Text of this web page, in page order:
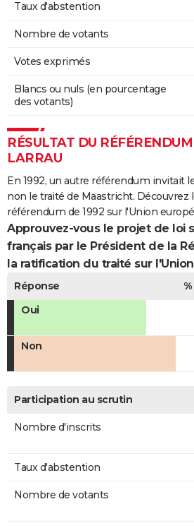
Taux d'abstention
Nombre de votants
Votes exprimés
Blancs ou nuls (en pourcentage
des votants)
RÉSULTAT DU
LARRAU
En 1992, un autre référendum invitait
non le traité de Maastricht. Découvrez
référendum de 1992 sur l'Union
Approuvez-vous le projet de loi
français par le Président de la
la ratification du traité sur
Réponse
Oui
Non
Participation au scrutin
Nombre d'inscrits
Taux d'abstention
Nombre de votants